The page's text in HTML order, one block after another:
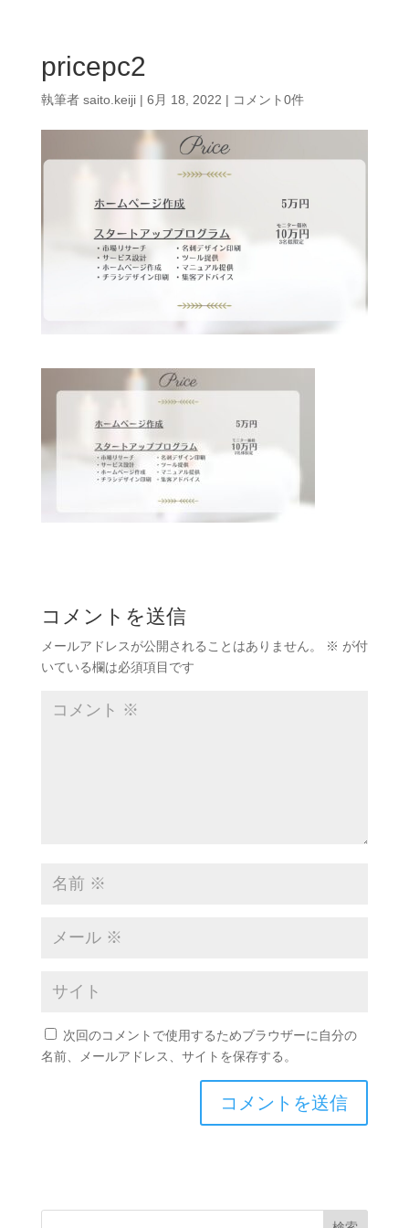
pricepc2
執筆者 saito.keiji| 6月 18, 2022 | コメント0件
コメントを送信
メールアドレスが公開されることはありません。 ※ が付
いている欄は必須項目です
次回のコメントで使用するためブラウザーに自分の
名前、メールアドレス、サイトを保存する。